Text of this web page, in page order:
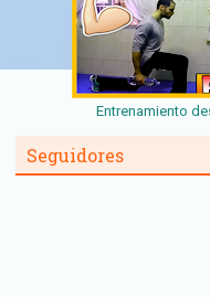
Entrenamiento
Seguidores